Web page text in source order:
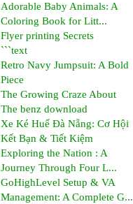
Adorable Baby Animals: A
Coloring Book for Litt...
Flyer printing Secrets
```text
Retro Navy Jumpsuit: A Bold
Piece
The Growing Craze About
The benz download
Xe Ké Huế Đà Nẵng: Cơ Hội
Kết Bạn & Tiết Kiệm
Exploring the Nation : A
Journey Through Four L...
GoHighLevel Setup & VA
Management: A Complete G...